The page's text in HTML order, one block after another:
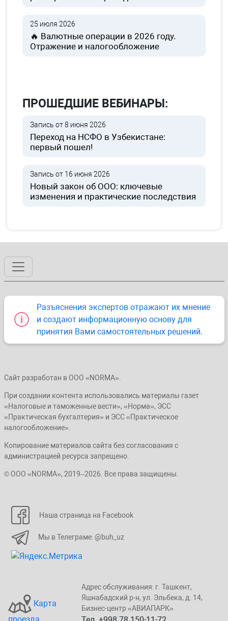
25 июля 2026
🔥 Валютные операции в 2026 году.
Отражение и налогообложение
ПРОШЕДШИЕ ВЕБИНАРЫ:
Запись от 8 июня 2026
Переход на НСФО в Узбекистане:
первый пошел!
Запись от 16 июня 2026
Новый закон об ООО: ключевые
изменения и практические последствия
Разъяснения экспертов отражают их мнение
и создают информационную основу для
принятия Вами самостоятельных решений.
Сайт разработан в ООО «NORMA».
При создании контента использовались материалы газет
«Налоговые и таможенные вести», «Норма», ЭСС
«Практическая бухгалтерия» и ЭСС «Практическое
налогообложение».
Копирование материалов сайта без согласования с
администрацией ресурса запрещено.
© ООО «NORMA», 2019–2026. Все права защищены.
Наша страница на Facebook
Мы в Телеграме: @buh_uz
Карта
Адрес обслуживания: г. Taшкент,
Яшнaбaдский p-н, yл. Эльбeка, д. 14,
Бизнеc-центp «ABИАПAPК»